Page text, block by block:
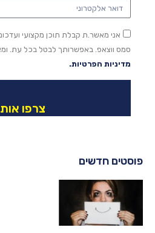
אני מאשר.ת קבלת תוכן מקצועי
סמס ווצאפ. באפשרותך לבטל בכל עת.
מדיניות הפרטיות.
צרפו
פוסטים חדשים